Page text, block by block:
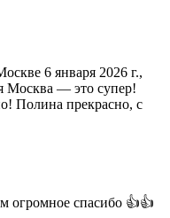
6 января 2026 г.,
Москва — это супер!
Полина прекрасно, с
огромное спасибо 👍👍